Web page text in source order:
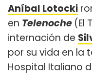
Aníbal Lotocki
en Telenoche (El
internación de
por su vida en la
Hospital Italiano